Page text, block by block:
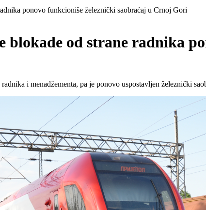
ponovo funkcioniše železnički saobraćaj u Crnoj Gori
od strane radnika
i menadžementa, pa je ponovo uspostavljen železnički